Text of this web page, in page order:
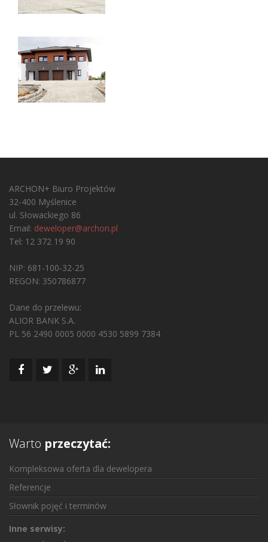
ARCHON+ Biuro Projektów
32-400 Myślenice
ul. Słowackiego 86
Email: deweloper@archon.pl
Tel: 12 372 19 90
NIP: 681-100-32-25
REGON: 350786877
Dane do przelewu:
ALIOR BANK S.A.
PL 56 2490 0005 0000 4530 5899 7384
Warto przeczytać:
Kompleksowa oferta dla dewelopera
Referencje
Słownik pojęć i terminów
Inne serwisy: